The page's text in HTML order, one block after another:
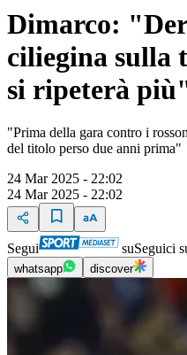
Dimarco:
ciliegina sulla
si ripeterà
"Prima della gara contro i
del titolo perso due anni prima"
24 Mar 2025 - 22:02
24 Mar 2025 - 22:02
Segui suSeguici
whatsapp discover